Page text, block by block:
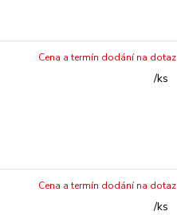
/ks
Cena a termín dodání na dotaz
/ks
Cena a termín dodání na dotaz